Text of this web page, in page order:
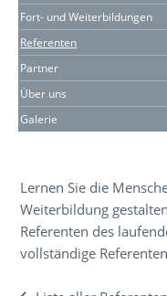
Fort- und Weiterbildungen
Referenten
Partner
Über uns
Galerie
Lernen Sie die
Weiterbildung
Referenten des
vollständige